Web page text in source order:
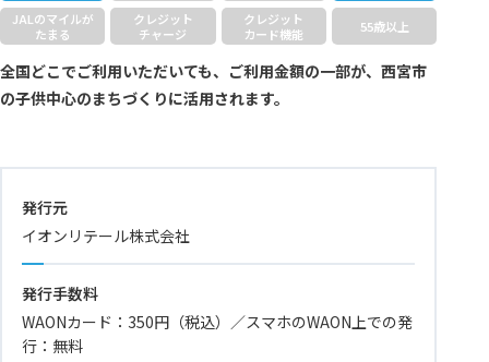
JALのマイルが
たまる
クレジット
チャージ
クレジット
カード機能
55歳以上
全国どこでご利用いただいても、ご利用金額の一部が、西宮市
の子供中心のまちづくりに活用されます。
発行元
イオンリテール株式会社
発行手数料
WAONカード：350円（税込）／スマホのWAON上での発
行：無料